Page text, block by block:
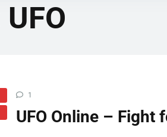
UFO
1
UFO Online – Fight